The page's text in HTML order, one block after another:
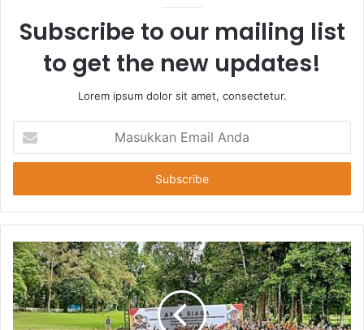
Subscribe to our mailing list
to get the new updates!
Lorem ipsum dolor sit amet, consectetur.
Email
Anda